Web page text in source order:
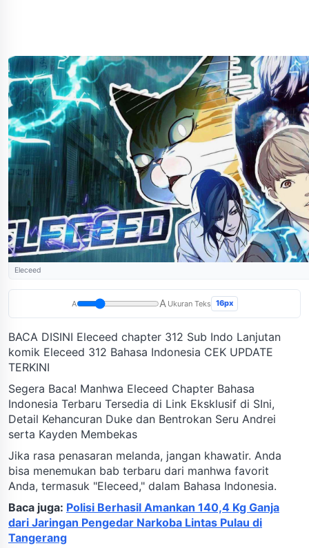
Eleceed
A A Ukuran Teks 16px
BACA DISINI Eleceed chapter 312 Sub Indo Lanjutan
komik Eleceed 312 Bahasa Indonesia CEK UPDATE
TERKINI
Segera Baca! Manhwa Eleceed Chapter Bahasa
Indonesia Terbaru Tersedia di Link Eksklusif di SIni,
Detail Kehancuran Duke dan Bentrokan Seru Andrei
serta Kayden Membekas
Jika rasa penasaran melanda, jangan khawatir. Anda
bisa menemukan bab terbaru dari manhwa favorit
Anda, termasuk "Eleceed," dalam Bahasa Indonesia.
Baca juga: Polisi Berhasil Amankan 140,4 Kg Ganja
dari Jaringan Pengedar Narkoba Lintas Pulau di
Tangerang